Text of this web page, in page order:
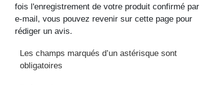
fois l'enregistrement de votre produit confirmé par
e-mail, vous pouvez revenir sur cette page pour
rédiger un avis.
Les champs marqués d’un astérisque sont
obligatoires